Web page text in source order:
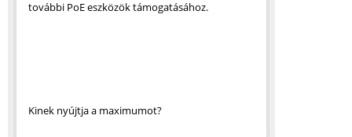
további PoE eszközök támogatásához.
Kinek nyújtja a maximumot?